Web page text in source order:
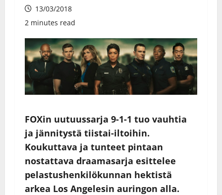
13/03/2018
2 minutes read
FOXin uutuussarja 9-1-1 tuo vauhtia
ja jännitystä tiistai-iltoihin.
Koukuttava ja tunteet pintaan
nostattava draamasarja esittelee
pelastushenkilökunnan hektistä
arkea Los Angelesin auringon alla.